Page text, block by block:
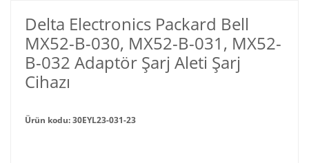
Delta Electronics Packard Bell
MX52-B-030, MX52-B-031, MX52-
B-032 Adaptör Şarj Aleti Şarj
Cihazı
Ürün kodu: 30EYL23-031-23